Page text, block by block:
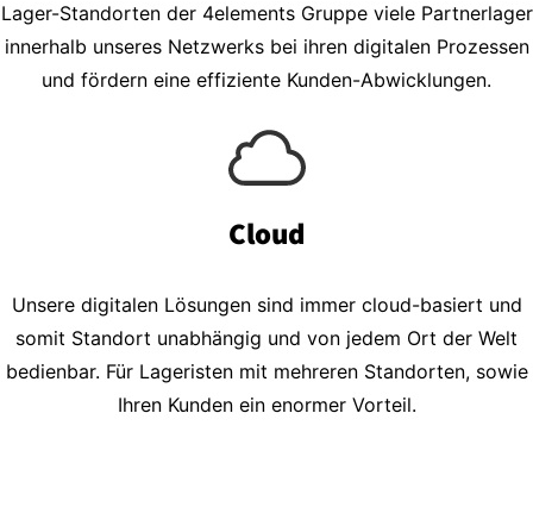
Lager-Standorten der 4elements Gruppe viele Partnerlager
innerhalb unseres Netzwerks bei ihren digitalen Prozessen
und fördern eine effiziente Kunden-Abwicklungen.
Cloud
Unsere digitalen Lösungen sind immer cloud-basiert und
somit Standort unabhängig und von jedem Ort der Welt
bedienbar. Für Lageristen mit mehreren Standorten, sowie
Ihren Kunden ein enormer Vorteil.